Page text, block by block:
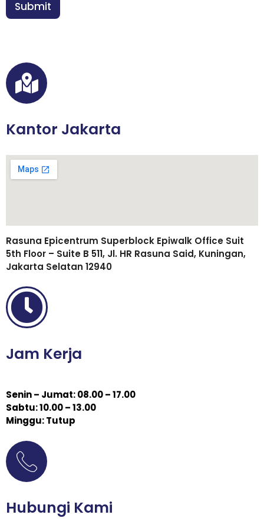
n
n
*
Submit
Kantor Jakarta
Rasuna Epicentrum Superblock Epiwalk Office Suit
5th Floor – Suite B 511, Jl. HR Rasuna Said, Kuningan,
Jakarta Selatan 12940
Jam Kerja
Senin – Jumat: 08.00 – 17.00
Sabtu: 10.00 – 13.00
Minggu: Tutup
Hubungi Kami